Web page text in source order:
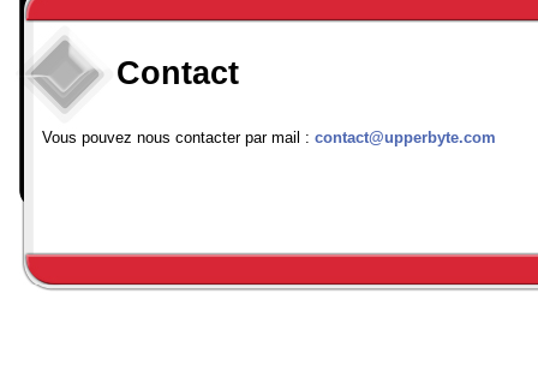
Contact
Vous pouvez nous contacter par mail : contact@upperbyte.com